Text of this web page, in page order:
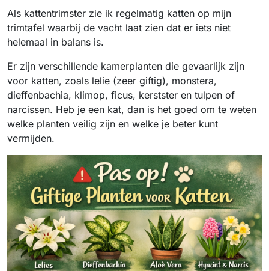
Als kattentrimster zie ik regelmatig katten op mijn
trimtafel waarbij de vacht laat zien dat er iets niet
helemaal in balans is.
Er zijn verschillende kamerplanten die gevaarlijk zijn
voor katten, zoals lelie (zeer giftig), monstera,
dieffenbachia, klimop, ficus, kerstster en tulpen of
narcissen. Heb je een kat, dan is het goed om te weten
welke planten veilig zijn en welke je beter kunt
vermijden.